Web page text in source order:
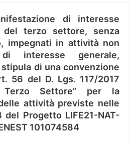
di interesse
terzo settore, senza
impegnati in attività non
di interesse generale,
di una convenzione
56 del D. Lgs. 117/2017
Terzo Settore” per la
attività previste nelle
Progetto LIFE21-NAT-
101074584